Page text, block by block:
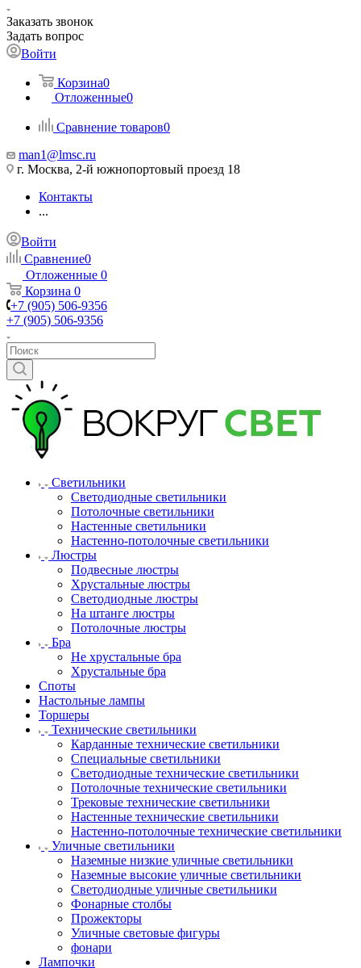
Заказать звонок
Задать вопрос
Войти
Корзина0
Отложенные0
Сравнение товаров0
man1@lmsc.ru
г. Москва, 2-й южнопортовый проезд 18
Контакты
...
Войти
Сравнение0
Отложенные 0
Корзина 0
+7 (905) 506-9356
+7 (905) 506-9356
Светильники
Светодиодные светильники
Потолочные светильники
Настенные светильники
Настенно-потолочные светильники
Люстры
Подвесные люстры
Хрустальные люстры
Светодиодные люстры
На штанге люстры
Потолочные люстры
Бра
Не хрустальные бра
Хрустальные бра
Споты
Настольные лампы
Торшеры
Технические светильники
Карданные технические светильники
Специальные светильники
Светодиодные технические светильники
Потолочные технические светильники
Трековые технические светильники
Настенные технические светильники
Настенно-потолочные технические светильники
Уличные светильники
Наземные низкие уличные светильники
Наземные высокие уличные светильники
Светодиодные уличные светильники
Фонарные столбы
Прожекторы
Уличные световые фигуры
фонари
Лампочки